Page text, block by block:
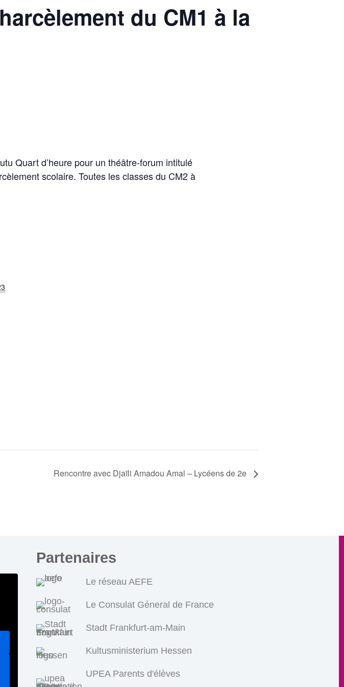
du CM1 à la
Quart d’heure pour un théâtre-forum intitulé
scolaire. Toutes les classes du CM2 à
Rencontre avec Djaïli Amadou Amal – Lycéens de 2e
Partenaires
Le réseau AEFE
Le Consulat Géneral de France
Stadt Frankfurt-am-Main
Kultusministerium Hessen
UPEA Parents d'élèves